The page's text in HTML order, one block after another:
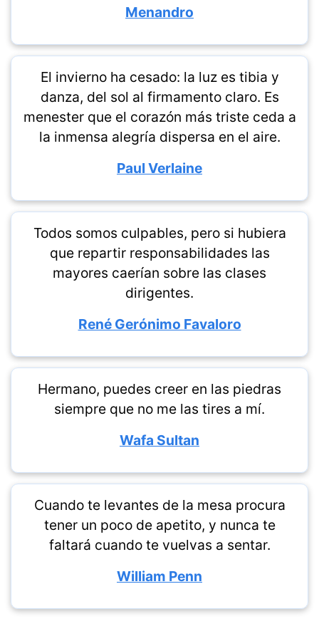
Menandro
El invierno ha cesado: la luz es tibia y
danza, del sol al firmamento claro. Es
menester que el corazón más triste ceda a
la inmensa alegría dispersa en el aire.
Paul Verlaine
Todos somos culpables, pero si hubiera
que repartir responsabilidades las
mayores caerían sobre las clases
dirigentes.
René Gerónimo Favaloro
Hermano, puedes creer en las piedras
siempre que no me las tires a mí.
Wafa Sultan
Cuando te levantes de la mesa procura
tener un poco de apetito, y nunca te
faltará cuando te vuelvas a sentar.
William Penn